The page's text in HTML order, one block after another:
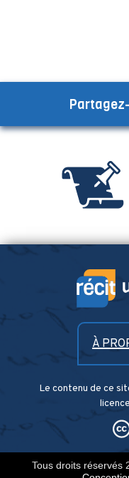
À
Le contenu de ce
Tous droits réservés